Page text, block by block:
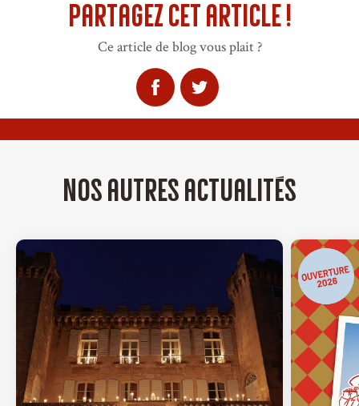
Partagez cet article !
Ce article de blog vous plait ?
Nos autres actualités